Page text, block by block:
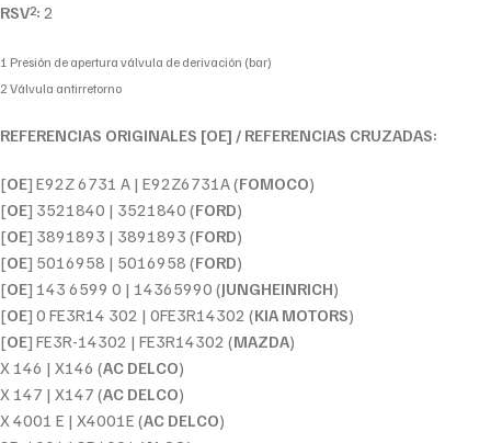
RSV2: 2
1 Presión de apertura válvula de derivación (bar)
2 Válvula antirretorno
REFERENCIAS ORIGINALES [OE] / REFERENCIAS CRUZADAS:
[OE] E92Z 6731 A | E92Z6731A (FOMOCO)
[OE] 3521840 | 3521840 (FORD)
[OE] 3891893 | 3891893 (FORD)
[OE] 5016958 | 5016958 (FORD)
[OE] 143 6599 0 | 14365990 (JUNGHEINRICH)
[OE] 0 FE3R14 302 | 0FE3R14302 (KIA MOTORS)
[OE] FE3R-14302 | FE3R14302 (MAZDA)
X 146 | X146 (AC DELCO)
X 147 | X147 (AC DELCO)
X 4001 E | X4001E (AC DELCO)